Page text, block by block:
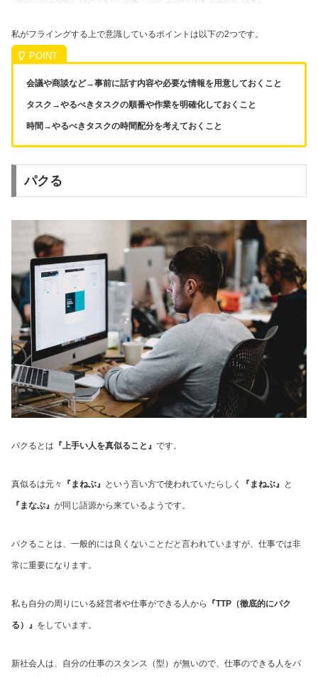
私がフライングする上で意識しているポイントは以下の2つです。
会議や商談など→事前に話す内容や必要な情報を用意しておくこと
タスク→やるべきタスクの順番や作業を明確化しておくこと
時間→やるべきタスクの時間配分を考えておくこと
パクる
パクるとは 『上手い人を真似ること』 です。
真似るは元々 『まねぶ』 という言い方で使われていたらしく 『まねぶ』 と
『まなぶ』 が同じ語源から来ているようです。
パクることは、一般的には良くないことだと言われていますが、仕事では非
常に重要になります。
私も自分の周りにいる経営者や仕事ができる人から 『TTP（徹底的にパク
る）』 をしています。
新社会人は、自分の仕事のスタンス（型）が無いので、仕事のできる人をパ